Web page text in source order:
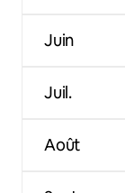
Juin
Juil.
Août